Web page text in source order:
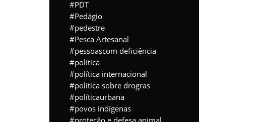
PDT
Pedágio
pedestre
Pesca Artesanal
pessoascom deficiência
política
política internacional
política sobre drogras
políticaurbana
povos indígenas